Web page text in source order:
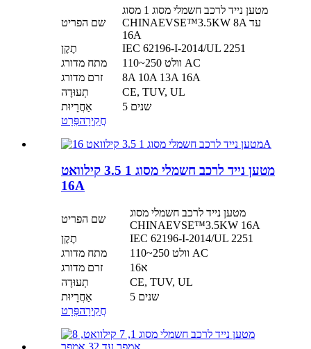
שם הפריט
מטען נייד לרכב חשמלי מסוג 1 מסוג
CHINAEVSE™️3.5KW 8A עד
16A
תֶקֶן
IEC 62196-I-2014/UL 2251
מתח מדורג
110~250 וולט AC
זרם מדורג
8A 10A 13A 16A
תְעוּדָה
CE, TUV, UL
אַחֲרָיוּת
5 שנים
חֲקִירָהפְּרָט
מטען נייד לרכב חשמלי מסוג 1 3.5 קילוואט
16A
שם הפריט
מטען נייד לרכב חשמלי מסוג
CHINAEVSE™️3.5KW 16A
תֶקֶן
IEC 62196-I-2014/UL 2251
מתח מדורג
110~250 וולט AC
זרם מדורג
16א
תְעוּדָה
CE, TUV, UL
אַחֲרָיוּת
5 שנים
חֲקִירָהפְּרָט